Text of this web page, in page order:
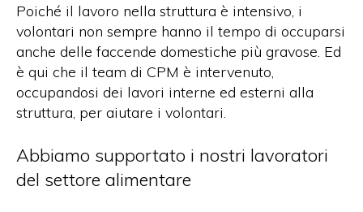
Poiché il lavoro nella struttura è intensivo, i
volontari non sempre hanno il tempo di occuparsi
anche delle faccende domestiche più gravose. Ed
è qui che il team di CPM è intervenuto,
occupandosi dei lavori interne ed esterni alla
struttura, per aiutare i volontari.
Abbiamo supportato i nostri lavoratori
del settore alimentare